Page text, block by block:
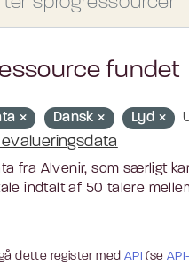
fundet
Dansk Lyd
evalueringsdata
fra Alvenir, som særligt
indtalt af 50 talere
dette register med API (se